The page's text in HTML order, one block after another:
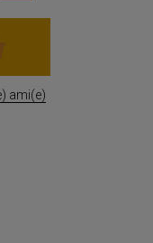
ami(e)